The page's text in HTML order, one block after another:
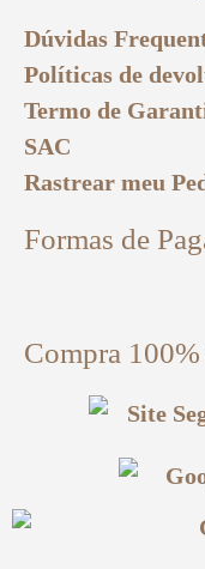
Dúvidas
Políticas de
Termo de
SAC
Rastrear meu
Formas de
Compra 100%